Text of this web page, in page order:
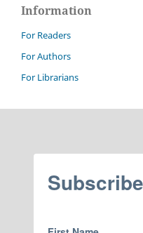
Information
For Readers
For Authors
For Librarians